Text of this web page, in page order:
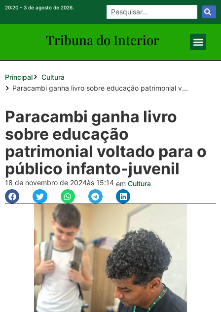
20:20 - 3 de agosto de 2026.
Tribuna do Interior
Principal
Cultura
Paracambi ganha livro sobre educação patrimonial v...
Paracambi ganha livro
sobre educação
patrimonial voltado para o
público infanto-juvenil
18 de novembro de 2024às 15:14 em Cultura